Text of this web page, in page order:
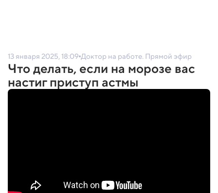
13 января 2025, 18:09 Доктор на работе. Прямой эфир
Что делать, если на морозе вас
настиг приступ астмы